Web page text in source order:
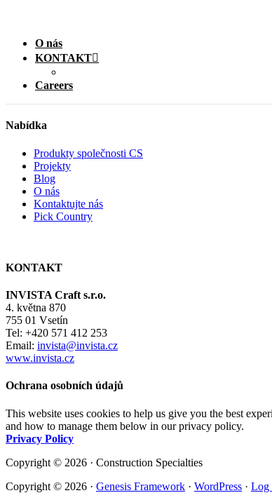
O nás
KONTAKT
Careers
Nabídka
Produkty společnosti CS
Projekty
Blog
O nás
Kontaktujte nás
Pick Country
KONTAKT
INVISTA Craft s.r.o.
4. května 870
755 01 Vsetín
Tel: +420 571 412 253
Email: invista@invista.cz
www.invista.cz
Ochrana osobních údajů
This website uses cookies to help us give you the best
and how to manage them below in our privacy policy.
Privacy Policy
Copyright © 2026 · Construction Specialties
Copyright © 2026 · Genesis Framework · WordPress · Log